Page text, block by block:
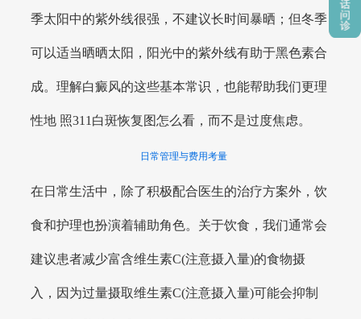
季太阳中的紫外线很强，不建议长时间暴晒；但冬季
可以适当晒晒太阳，阳光中的紫外线有助于黑色素合
成。理解白癜风的这些基本常识，也能帮助我们更理
性地 照311白斑恢复图怎么看，而不是过度焦虑。
日常管理与费用考量
在日常生活中，除了积极配合医生的治疗方案外，饮
食和护理也扮演着辅助角色。关于饮食，我们通常会
建议患者减少富含维生素C(注意摄入量)的食物摄
入，因为过量摄取维生素C(注意摄入量)可能会抑制